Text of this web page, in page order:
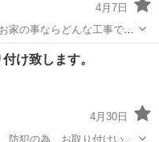
4月7日
家の事ならどんな工事でも
合わせください。 MK興
気工事 取り付け
け致します。
4月30日